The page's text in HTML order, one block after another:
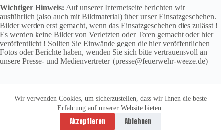
Wir verwenden Cookies, um sicherzustellen, dass wir Ihnen die beste
Erfahrung auf unserer Website bieten.
Akzeptieren Ablehnen
Wichtiger Hinweis: Auf unserer Internetseite berichten wir
ausführlich (also auch mit Bildmaterial) über unser Einsatzgeschehen.
Bilder werden erst gemacht, wenn das Einsatzgeschehen dies zulässt !
Es werden keine Bilder von Verletzten oder Toten gemacht oder hier
veröffentlicht ! Sollten Sie Einwände gegen die hier veröffentlichen
Fotos oder Berichte haben, wenden Sie sich bitte vertrauensvoll an
unsere Presse- und Medienvertreter. (presse@feuerwehr-weeze.de)
Datenschutzerklärung
Impressum
Copyright © 2026 -
vitolution